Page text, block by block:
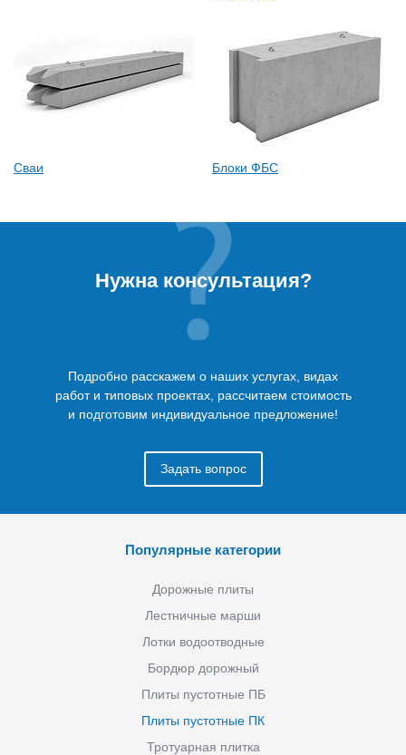
Сваи Блоки ФБС
Нужна консультация?
Подробно расскажем о наших услугах, видах
работ и типовых проектах, рассчитаем стоимость
и подготовим индивидуальное предложение!
Задать вопрос
Популярные категории
Дорожные плиты
Лестничные марши
Лотки водоотводные
Бордюр дорожный
Плиты пустотные ПБ
Плиты пустотные ПК
Тротуарная плитка